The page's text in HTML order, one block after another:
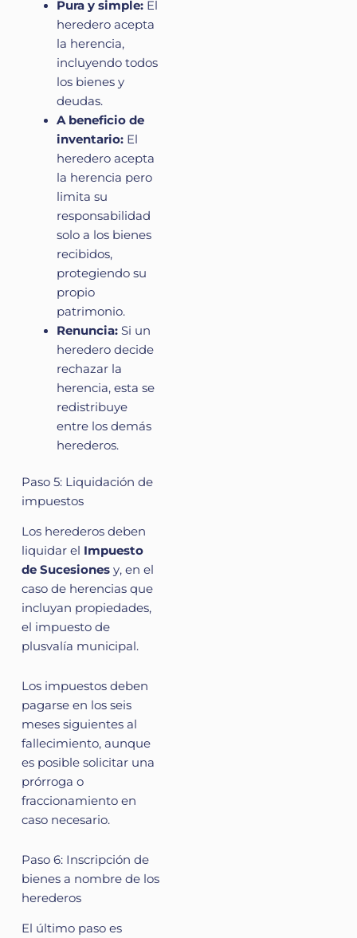
Pura y simple:El
heredero acepta
la herencia,
incluyendo todos
los bienes y
deudas.
A beneficio de
inventario:El
heredero acepta
la herencia pero
limita su
responsabilidad
solo a los bienes
recibidos,
protegiendo su
propio
patrimonio.
Renuncia:Si un
heredero decide
rechazar la
herencia, esta se
redistribuye
entre los demás
herederos.
Paso 5: Liquidación de
impuestos
Los herederos deben
liquidar el Impuesto
de Sucesiones y, en el
caso de herencias que
incluyan propiedades,
el impuesto de
plusvalía municipal.
Los impuestos deben
pagarse en los seis
meses siguientes al
fallecimiento, aunque
es posible solicitar una
prórroga o
fraccionamiento en
caso necesario.
Paso 6: Inscripción de
bienes a nombre de los
herederos
El último paso es